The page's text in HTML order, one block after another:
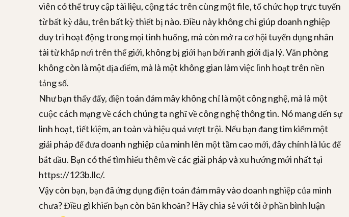
viên có thể truy cập tài liệu, cộng tác trên cùng một file, tổ chức họp trực tuyến
từ bất kỳ đâu, trên bất kỳ thiết bị nào. Điều này không chỉ giúp doanh nghiệp
duy trì hoạt động trong mọi tình huống, mà còn mở ra cơ hội tuyển dụng nhân
tài từ khắp nơi trên thế giới, không bị giới hạn bởi ranh giới địa lý. Văn phòng
không còn là một địa điểm, mà là một không gian làm việc linh hoạt trên nền
tảng số.
Như bạn thấy đấy, điện toán đám mây không chỉ là một công nghệ, mà là một
cuộc cách mạng về cách chúng ta nghĩ về công nghệ thông tin. Nó mang đến sự
linh hoạt, tiết kiệm, an toàn và hiệu quả vượt trội. Nếu bạn đang tìm kiếm một
giải pháp để đưa doanh nghiệp của mình lên một tầm cao mới, đây chính là lúc để
bắt đầu. Bạn có thể tìm hiểu thêm về các giải pháp và xu hướng mới nhất tại
https://123b.llc/.
Vậy còn bạn, bạn đã ứng dụng điện toán đám mây vào doanh nghiệp của mình
chưa? Điều gì khiến bạn còn băn khoăn? Hãy chia sẻ với tôi ở phần bình luận